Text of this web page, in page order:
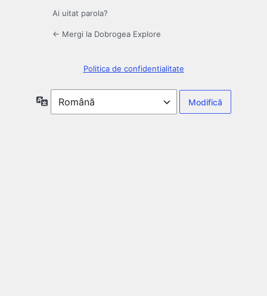
Ai uitat parola?
← Mergi la Dobrogea Explore
Politica de confidentialitate
Limbă